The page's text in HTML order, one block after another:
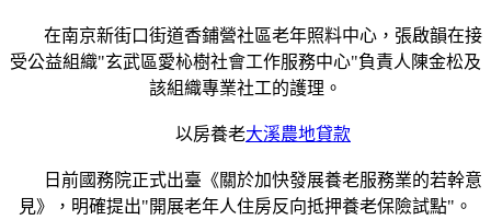
在南京新街口街道香鋪營社區老年照料中心，張啟韻在接
受公益組織"玄武區愛杺樹社會工作服務中心"負責人陳金松及
該組織專業社工的護理。
以房養老大溪農地貸款
日前國務院正式出臺《關於加快發展養老服務業的若幹意
見》，明確提出"開展老年人住房反向抵押養老保險試點"。